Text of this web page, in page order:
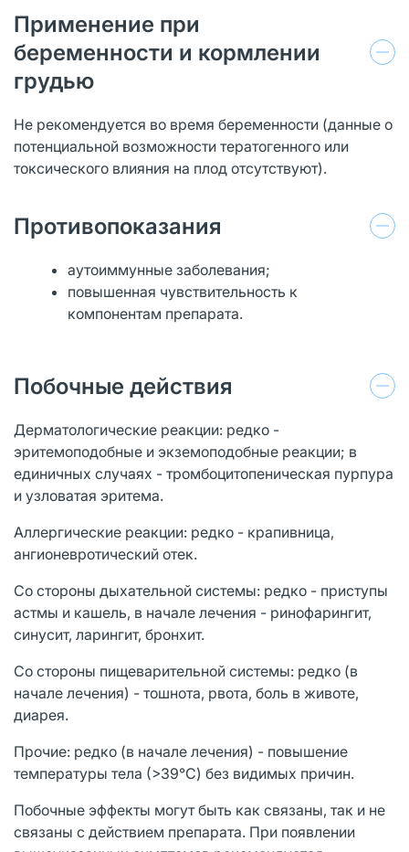
Применение при
беременности и кормлении
грудью
Не рекомендуется во время беременности (данные о
потенциальной возможности тератогенного или
токсического влияния на плод отсутствуют).
Противопоказания
аутоиммунные заболевания;
повышенная чувствительность к
компонентам препарата.
Побочные действия
Дерматологические реакции: редко -
эритемоподобные и экземоподобные реакции; в
единичных случаях - тромбоцитопеническая пурпура
и узловатая эритема.
Аллергические реакции: редко - крапивница,
ангионевротический отек.
Со стороны дыхательной системы: редко - приступы
астмы и кашель, в начале лечения - ринофарингит,
синусит, ларингит, бронхит.
Со стороны пищеварительной системы: редко (в
начале лечения) - тошнота, рвота, боль в животе,
диарея.
Прочие: редко (в начале лечения) - повышение
температуры тела (>39°С) без видимых причин.
Побочные эффекты могут быть как связаны, так и не
связаны с действием препарата. При появлении